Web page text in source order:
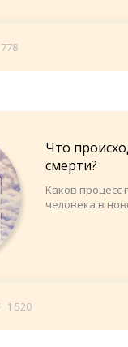
778
Что
смерти?
Каков процесс
человека в
1 520